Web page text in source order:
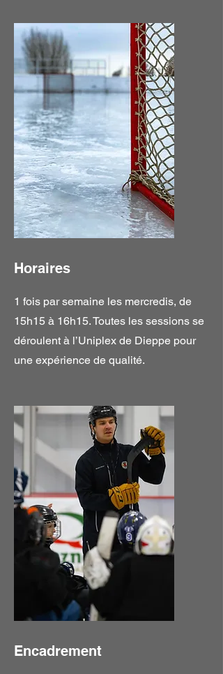
Horaires
1 fois par semaine les mercredis, de
15h15 à 16h15. Toutes les sessions se
déroulent à l’Uniplex de Dieppe pour
une expérience de qualité.
Encadrement